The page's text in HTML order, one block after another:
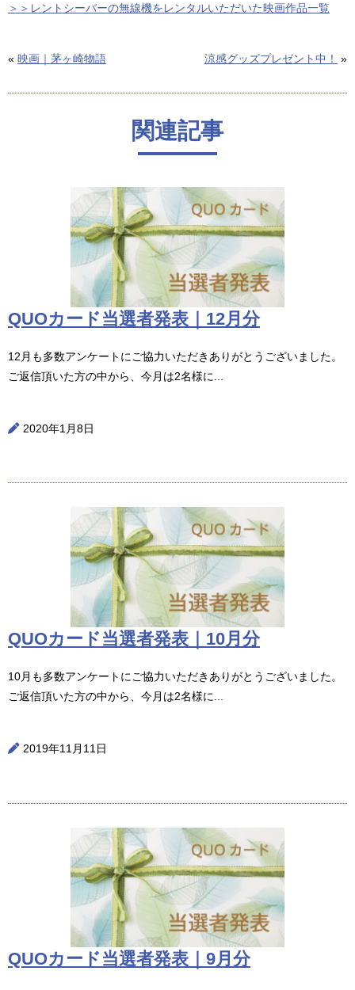
＞＞レントシーバーの無線機をレンタルいただいた映画作品一覧
« 映画｜茅ヶ崎物語 涼感グッズプレゼント中！ »
関連記事
QUOカード当選者発表｜12月分
12月も多数アンケートにご協力いただきありがとうございました。
ご返信頂いた方の中から、今月は2名様に...
2020年1月8日
QUOカード当選者発表｜10月分
10月も多数アンケートにご協力いただきありがとうございました。
ご返信頂いた方の中から、今月は2名様に...
2019年11月11日
QUOカード当選者発表｜9月分